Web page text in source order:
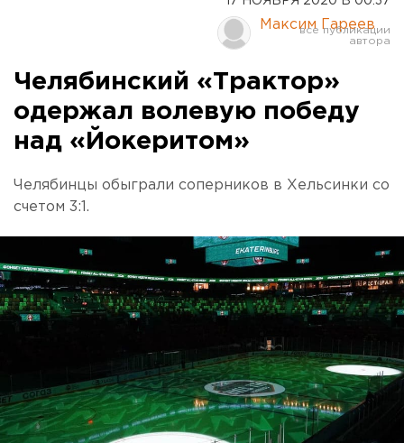
Максим Гареев
Челябинский «Трактор»
одержал волевую победу
над «Йокеритом»
Челябинцы обыграли соперников в Хельсинки со
счетом 3:1.